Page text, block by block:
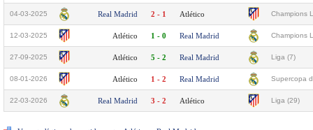
04-03-2025 Real Madrid 2 - 1 Atlético Champions
12-03-2025 Atlético 1 - 0 Real Madrid Champions
27-09-2025 Atlético 5 - 2 Real Madrid Liga (7)
08-01-2026 Atlético 1 - 2 Real Madrid Supercopa
22-03-2026 Real Madrid 3 - 2 Atlético Liga (29)